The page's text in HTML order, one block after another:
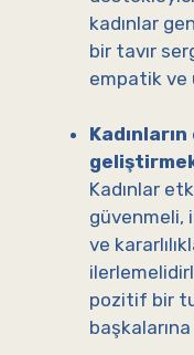
kadınlar
bir tavır
empatik ve
Kadınlar
güvenmeli,
ve
pozitif bir